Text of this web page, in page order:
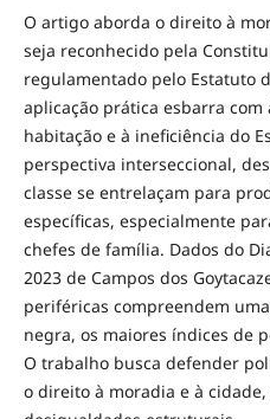
O artigo aborda o direito à
seja reconhecido pela
regulamentado pelo Estatuto
aplicação prática esbarra com
habitação e à ineficiência do
perspectiva interseccional,
classe se entrelaçam para
específicas, especialmente
chefes de família. Dados do
2023 de Campos dos
periféricas compreendem
negra, os maiores índices de
O trabalho busca defender
o direito à moradia e à